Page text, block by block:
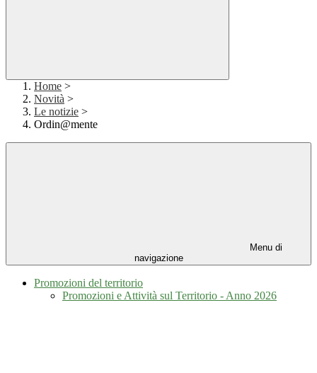
Home >
Novità >
Le notizie >
Ordin@mente
Menu di
navigazione
Promozioni del territorio
Promozioni e Attività sul Territorio - Anno 2026